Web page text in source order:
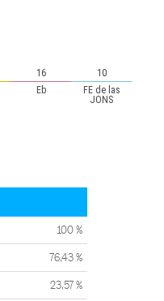
Eb
FE de las
JONS
16 10
100 %
76,43 %
23,57 %